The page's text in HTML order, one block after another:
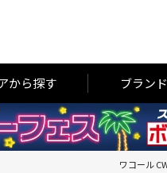
から探す ブラン
ワコール